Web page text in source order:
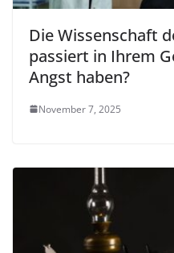
Die Wissenschaft
passiert in Ihrem
Angst haben?
November 7, 2025